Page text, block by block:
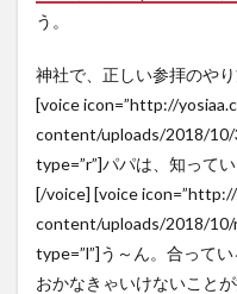
う。
神社で、正しい参拝のや
[voice icon=”http://
content/uploads/2018/10/
type=”r”]パパは、知って
[/voice] [voice
content/uploads/2018/10/
type=”l”]う～ん。合って
おかなきゃいけないこと